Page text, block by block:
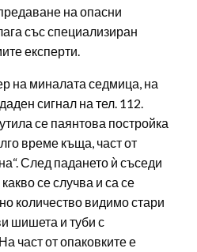
на опасни
със специализиран
експерти.
на миналата седмица, на
сигнал на тел. 112.
се паянтова постройка
време къща, част от
След падането ѝ съседи
се случва и са се
количество видимо стари
шишета и туби с
част от опаковките е